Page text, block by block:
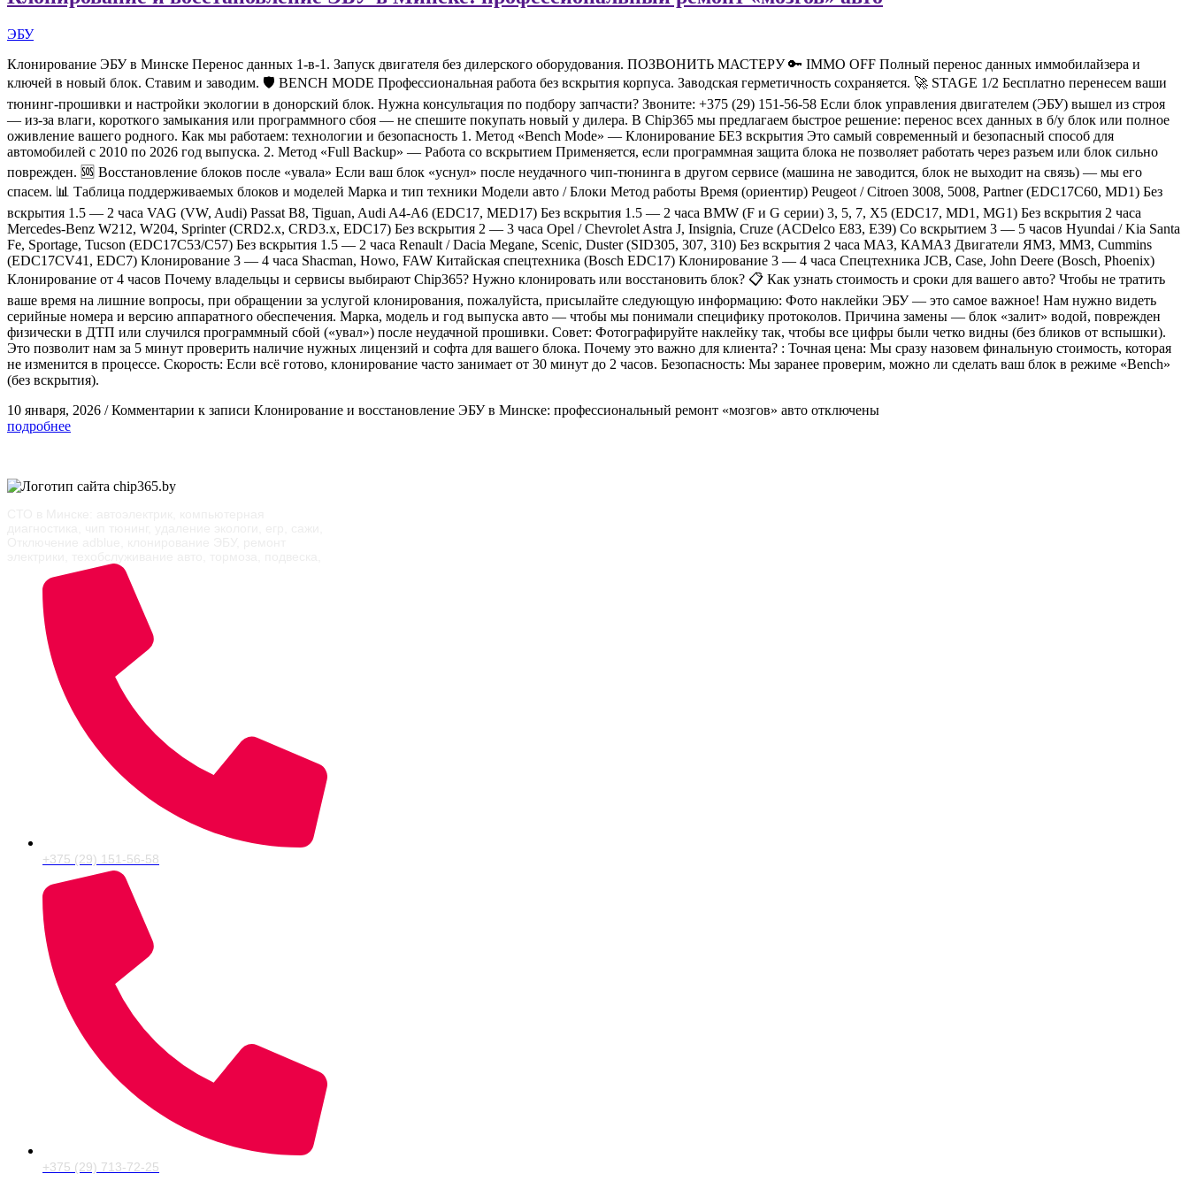
ЭБУ
Клонирование ЭБУ в Минске Перенос данных 1-в-1. Запуск двигателя без дилерского оборудования. ПОЗВОНИТЬ МАСТЕРУ 🔑 IMMO OFF Полный перенос данных иммобилайзера и
ключей в новый блок. Ставим и заводим. 🛡 BENCH MODE Профессиональная работа без вскрытия корпуса. Заводская герметичность сохраняется. 🚀 STAGE 1/2 Бесплатно перенесем ваши
тюнинг-прошивки и настройки экологии в донорский блок. Нужна консультация по подбору запчасти? Звоните: +375 (29) 151-56-58 Если блок управления двигателем (ЭБУ) вышел из строя
— из-за влаги, короткого замыкания или программного сбоя — не спешите покупать новый у дилера. В Chip365 мы предлагаем быстрое решение: перенос всех данных в б/у блок или полное
оживление вашего родного. Как мы работаем: технологии и безопасность 1. Метод «Bench Mode» — Клонирование БЕЗ вскрытия Это самый современный и безопасный способ для
автомобилей с 2010 по 2026 год выпуска. 2. Метод «Full Backup» — Работа со вскрытием Применяется, если программная защита блока не позволяет работать через разъем или блок сильно
поврежден. 🆘 Восстановление блоков после «увала» Если ваш блок «уснул» после неудачного чип-тюнинга в другом сервисе (машина не заводится, блок не выходит на связь) — мы его
спасем. 📊 Таблица поддерживаемых блоков и моделей Марка и тип техники Модели авто / Блоки Метод работы Время (ориентир) Peugeot / Citroen 3008, 5008, Partner (EDC17C60, MD1) Без
вскрытия 1.5 — 2 часа VAG (VW, Audi) Passat B8, Tiguan, Audi A4-A6 (EDC17, MED17) Без вскрытия 1.5 — 2 часа BMW (F и G серии) 3, 5, 7, X5 (EDC17, MD1, MG1) Без вскрытия 2 часа
Mercedes-Benz W212, W204, Sprinter (CRD2.x, CRD3.x, EDC17) Без вскрытия 2 — 3 часа Opel / Chevrolet Astra J, Insignia, Cruze (ACDelco E83, E39) Со вскрытием 3 — 5 часов Hyundai / Kia Santa
Fe, Sportage, Tucson (EDC17C53/C57) Без вскрытия 1.5 — 2 часа Renault / Dacia Megane, Scenic, Duster (SID305, 307, 310) Без вскрытия 2 часа МАЗ, КАМАЗ Двигатели ЯМЗ, ММЗ, Cummins
(EDC17CV41, EDC7) Клонирование 3 — 4 часа Shacman, Howo, FAW Китайская спецтехника (Bosch EDC17) Клонирование 3 — 4 часа Спецтехника JCB, Case, John Deere (Bosch, Phoenix)
Клонирование от 4 часов Почему владельцы и сервисы выбирают Chip365? Нужно клонировать или восстановить блок? 📋 Как узнать стоимость и сроки для вашего авто? Чтобы не тратить
ваше время на лишние вопросы, при обращении за услугой клонирования, пожалуйста, присылайте следующую информацию: Фото наклейки ЭБУ — это самое важное! Нам нужно видеть
серийные номера и версию аппаратного обеспечения. Марка, модель и год выпуска авто — чтобы мы понимали специфику протоколов. Причина замены — блок «залит» водой, поврежден
физически в ДТП или случился программный сбой («увал») после неудачной прошивки. Совет: Фотографируйте наклейку так, чтобы все цифры были четко видны (без бликов от вспышки).
Это позволит нам за 5 минут проверить наличие нужных лицензий и софта для вашего блока. Почему это важно для клиента? : Точная цена: Мы сразу назовем финальную стоимость, которая
не изменится в процессе. Скорость: Если всё готово, клонирование часто занимает от 30 минут до 2 часов. Безопасность: Мы заранее проверим, можно ли сделать ваш блок в режиме «Bench»
(без вскрытия).
10 января, 2026 / Комментарии к записи Клонирование и восстановление ЭБУ в Минске: профессиональный ремонт «мозгов» авто отключены
подробнее
+375 (29) 151-56-58
+375 (29) 713-72-25